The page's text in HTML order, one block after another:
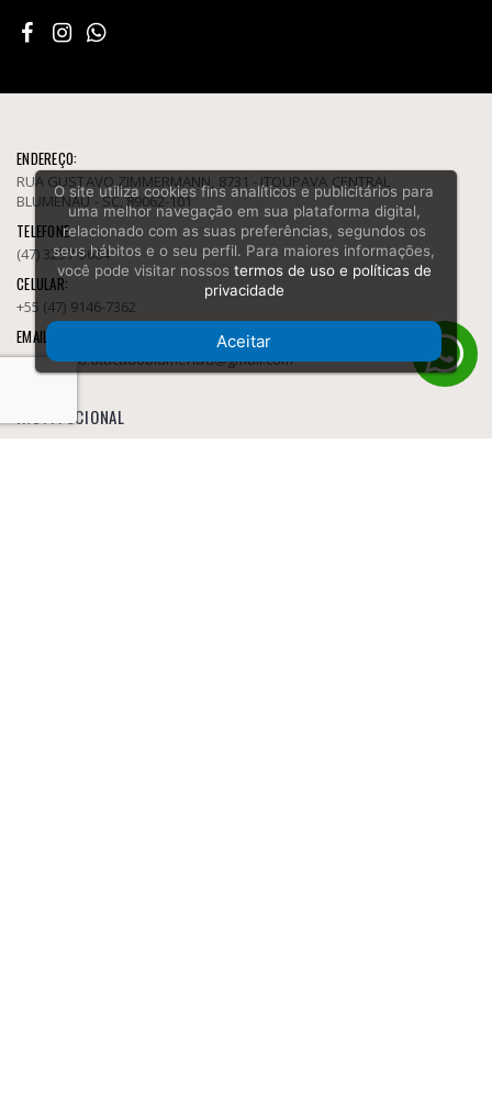
ENDEREÇO:
RUA GUSTAVO ZIMMERMANN, 8731 - ITOUPAVA CENTRAL
BLUMENAU - SC, 89062-101
TELEFONE:
(47) 3237-5684
CELULAR:
+55 (47) 9146-7362
EMAIL:
socarbura.atacadoblumenau@gmail.com
INSTITUCIONAL
O site utiliza cookies fins analíticos e publicitários para
uma melhor navegação em sua plataforma digital,
relacionado com as suas preferências, segundos os
seus hábitos e o seu perfil. Para maiores informações,
você pode visitar nossos termos de uso e políticas de
privacidade
Aceitar